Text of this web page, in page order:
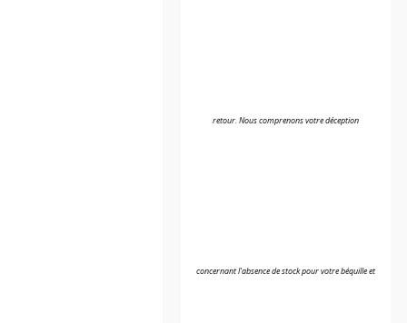
retour. Nous comprenons votre déception
concernant l'absence de stock pour votre béquille et